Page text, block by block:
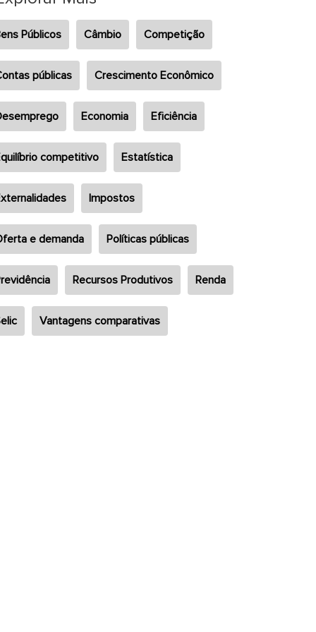
Públicos Câmbio Competição
públicas Crescimento Econômico
Economia Eficiência
competitivo Estatística
Impostos
e demanda Políticas públicas
Recursos Produtivos Renda
Vantagens comparativas